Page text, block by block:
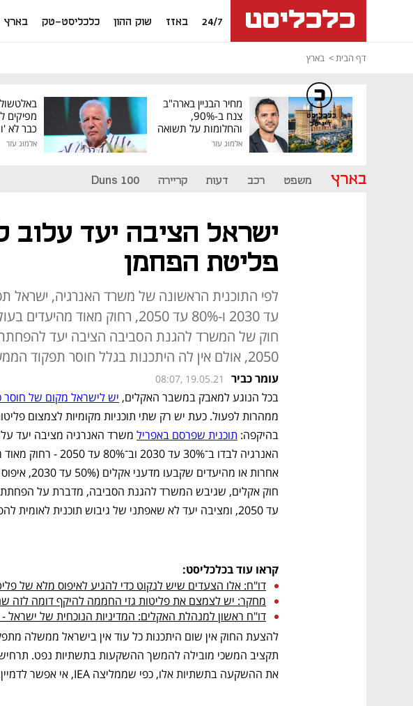
24/7 באזז שוק ההון כלכליסט-טק בארץ
דף הבית בארץ
מחיר הבניין בארה"ב
צנח ב-90%,
והחלומות על תשואה
גבוהה התנפצו
אלמוג עזר
מפיקים
כבר לא
של גילעד"
אלמוג עזר
בארץ משפט רכב דעות קריירה Duns 100
כלכליסט
דיגיטל
ישראל הציבה יעד עלוב
פליטת הפחמן
עד 2030 ו-80% עד 2050, רחוק מאוד
2050, אולם אין לה היתכנות בגלל חוסר תפקוד הממשלה
עומר כביר 08:07, 19.05.21
בכל הנוגע למאבק במשבר האקלים, יש לישראל מקום של חוסר
בהיקפה: תוכנית שפרסם באפריל
עד 2050, ומציבה יעד לא שאפתני של גיבוש תוכנית לאומית להפחתת פליטות עד סוף 2025.
קראו עוד בכלכליסט:
דו"ח: אלו הצעדים שיש לנקוט כדי להגיע לאיפוס מלא של
מחקר: יש לצמצם את פליטות גזי החממה להיקף דומה לזה
דו"ח ראשון למנהלת האקלים: המדיניות הנוכחית של ישראל
את ההשקעה בתשתיות אלו, כפי שממליצה IEA, אי אפשר לדמיין.